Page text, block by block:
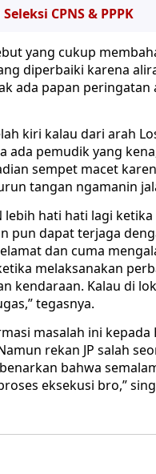
CPNS & PPPK
yang cukup
diperbaiki karena
ada papan
kiri kalau dari arah
ada pemudik yang
sempet macet
tangan ngamanin
lebih hati hati lagi
dapat terjaga
dan cuma
melaksanakan
kendaraan. Kalau di
tegasnya.
masalah ini kepada
rekan JP salah
bahwa
eksekusi bro,”